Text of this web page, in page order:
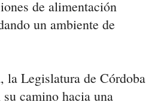
de alimentación
un ambiente de
la Legislatura de Córdoba
camino hacia una